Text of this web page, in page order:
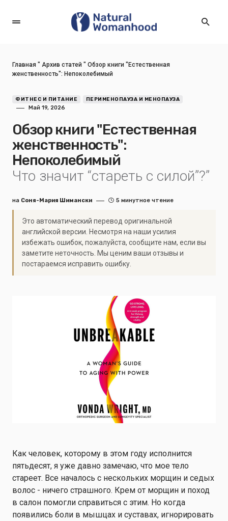
Главная " Архив статей " Обзор книги "Естественная
женственность": Непоколебимый
ФИТНЕС И ПИТАНИЕ ПЕРИМЕНОПАУЗА И МЕНОПАУЗА
Май 19, 2026
Обзор книги "Естественная
женственность":
Непоколебимый
Что значит “стареть с силой”?”
на Соня-Мария Шимански 5 минутное чтение
Это автоматический перевод оригинальной
английской версии. Несмотря на наши усилия
избежать ошибок, пожалуйста, сообщите нам, если вы
заметите неточность. Мы ценим ваши отзывы и
постараемся исправить ошибку.
Как человек, которому в этом году исполнится
пятьдесят, я уже давно замечаю, что мое тело
стареет. Все началось с нескольких морщин и седых
волос - ничего страшного. Крем от морщин и поход
в салон помогли справиться с этим. Но когда
появились боли в мышцах и суставах, игнорировать